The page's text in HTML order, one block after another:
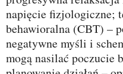
napięcie fizjologiczne;
behawioralna (CBT) –
negatywne myśli i
mogą nasilać poczucie